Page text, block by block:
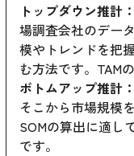
トップダウン推計：
場調査会社のデー
模やトレンドを把
む方法です。TAM
ボトムアップ推計：
そこから市場規模
SOMの算出に適し
です。